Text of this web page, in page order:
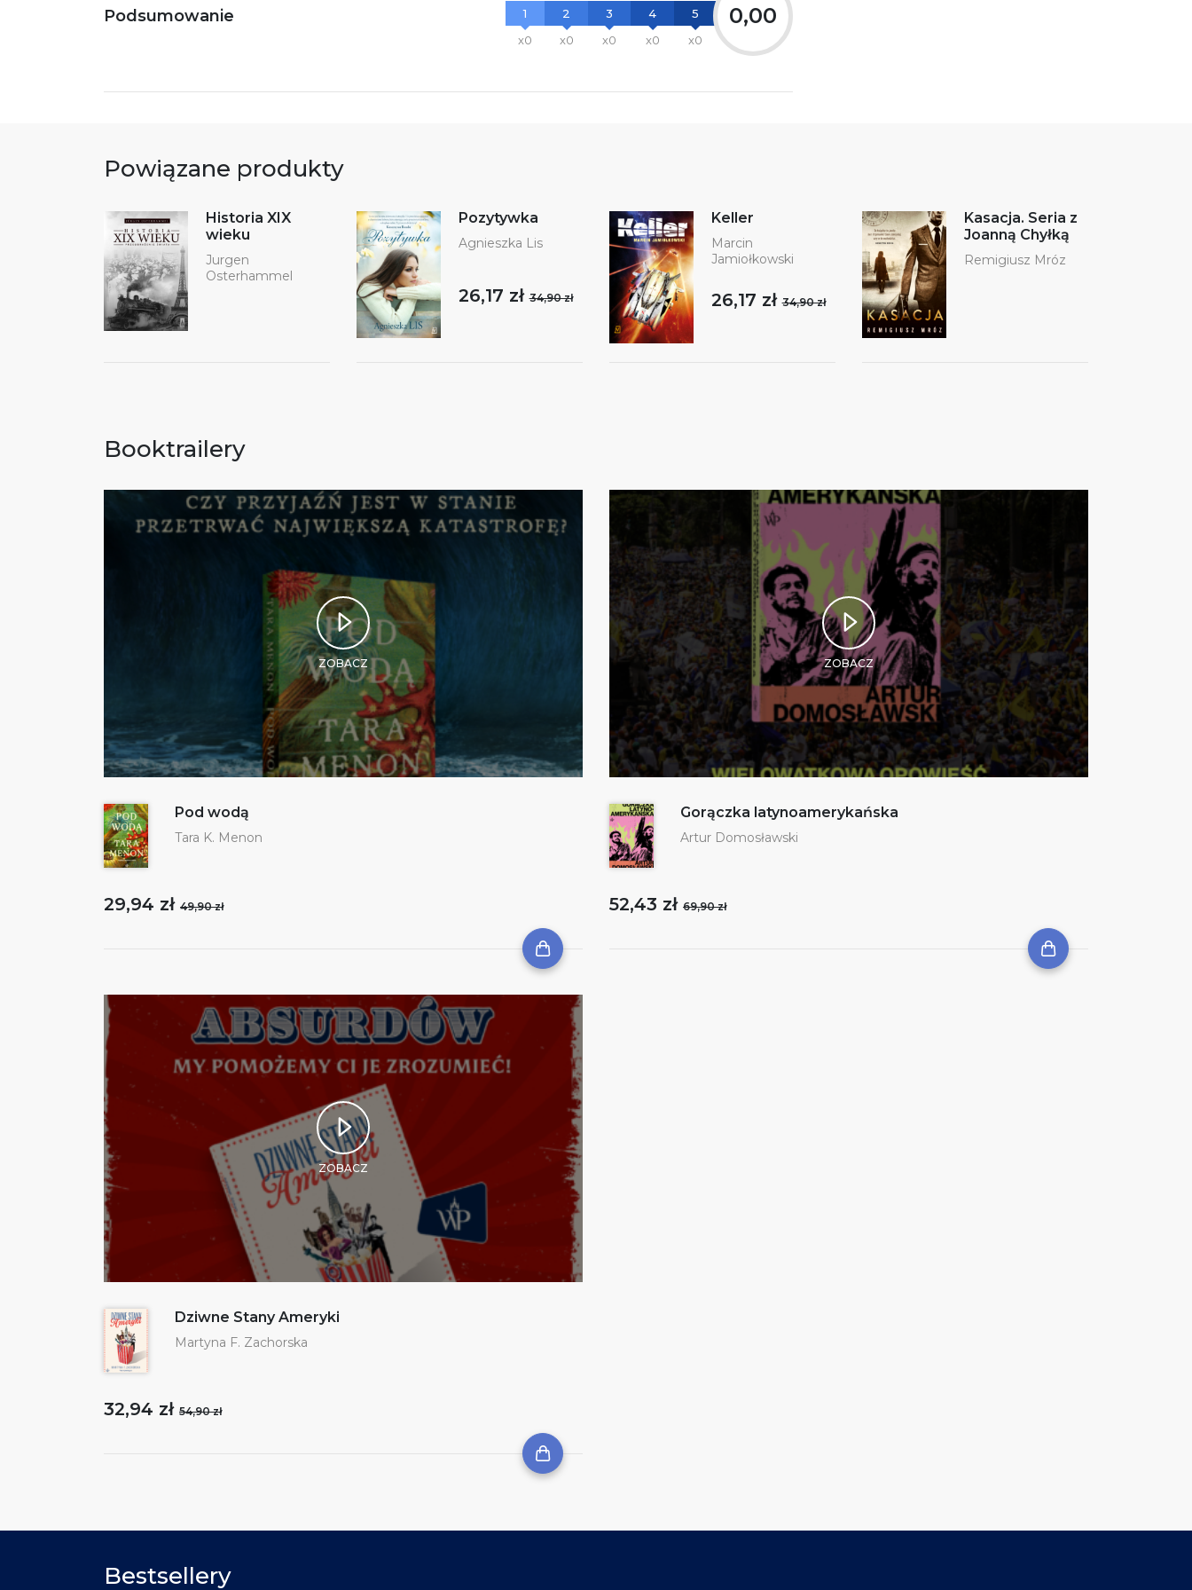
Podsumowanie
1
x0
2
x0
3
x0
4
x0
5
x0
0,00
Powiązane produkty
Historia XIX
wieku
Jurgen
Osterhammel
Pozytywka
Agnieszka Lis
26,17 zł34,90 zł
Keller
Marcin
Jamiołkowski
26,17 zł34,90 zł
Kasacja. Seria z
Joanną Chyłką
Remigiusz Mróz
Booktrailery
ZOBACZ
Pod wodą
Tara K. Menon
29,94 zł 49,90 zł
ZOBACZ
Gorączka latynoamerykańska
Artur Domosławski
52,43 zł 69,90 zł
ZOBACZ
Dziwne Stany Ameryki
Martyna F. Zachorska
32,94 zł 54,90 zł
Bestsellery